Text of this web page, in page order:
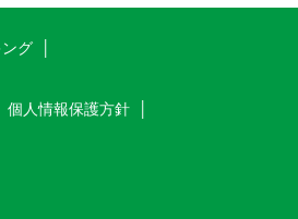
グ
個人情報保護方針